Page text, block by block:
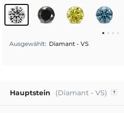
Ausgewählt: Diamant - VS
Hauptstein (Diamant - VS)